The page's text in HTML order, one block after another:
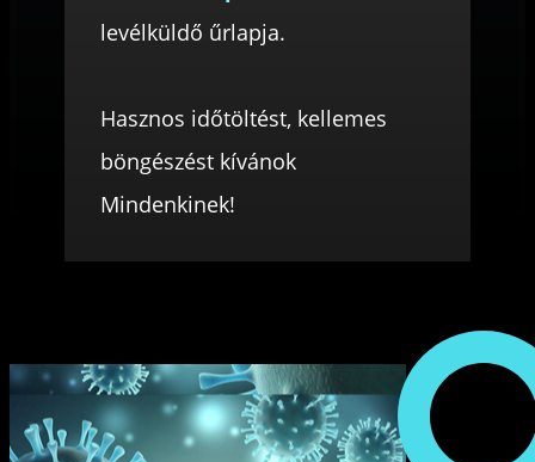
levélküldő űrlapja.
Hasznos időtöltést, kellemes
böngészést kívánok
Mindenkinek!